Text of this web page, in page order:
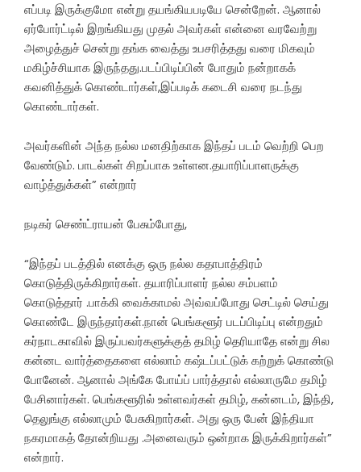
எப்படி இருக்குமோ என்று தயங்கியபடியே சென்றேன். ஆனால்
ஏர்போர்ட்டில் இறங்கியது முதல் அவர்கள் என்னை வரவேற்று
அழைத்துச் சென்று தங்க வைத்து உபசரித்தது வரை மிகவும்
மகிழ்ச்சியாக இருந்தது.படப்பிடிப்பின் போதும் நன்றாகக்
கவனித்துக் கொண்டார்கள்,இப்படிக் கடைசி வரை நடந்து
கொண்டார்கள்.
அவர்களின் அந்த நல்ல மனதிற்காக இந்தப் படம் வெற்றி பெற
வேண்டும். பாடல்கள் சிறப்பாக உள்ளன.தயாரிப்பாளருக்கு
வாழ்த்துக்கள்” என்றார்
நடிகர் செண்ட்ராயன் பேசும்போது,
“இந்தப் படத்தில் எனக்கு ஒரு நல்ல கதாபாத்திரம்
கொடுத்திருக்கிறார்கள். தயாரிப்பாளர் நல்ல சம்பளம்
கொடுத்தார் .பாக்கி வைக்காமல் அவ்வப்போது செட்டில் செய்து
கொண்டே இருந்தார்கள்.நான் பெங்களூர் படப்பிடிப்பு என்றதும்
கர்நாடகாவில் இருப்பவர்களுக்குத் தமிழ் தெரியாதே என்று சில
கன்னட வார்த்தைகளை எல்லாம் கஷ்டப்பட்டுக் கற்றுக் கொண்டு
போனேன். ஆனால் அங்கே போய்ப் பார்த்தால் எல்லாருமே தமிழ்
பேசினார்கள். பெங்களூரில் உள்ளவர்கள் தமிழ், கன்னடம், இந்தி,
தெலுங்கு எல்லாமும் பேசுகிறார்கள். அது ஒரு பேன் இந்தியா
நகரமாகத் தோன்றியது .அனைவரும் ஒன்றாக இருக்கிறார்கள்”
என்றார்.